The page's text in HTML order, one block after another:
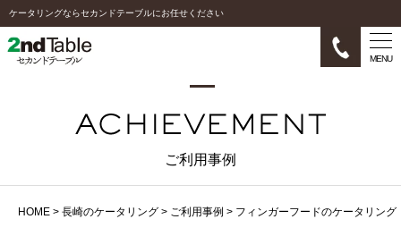
ケータリングならセカンドテーブルにお任せください
MENU
ご利用事例
HOME > 長崎のケータリング > ご利用事例 > フィンガーフードのケータリング